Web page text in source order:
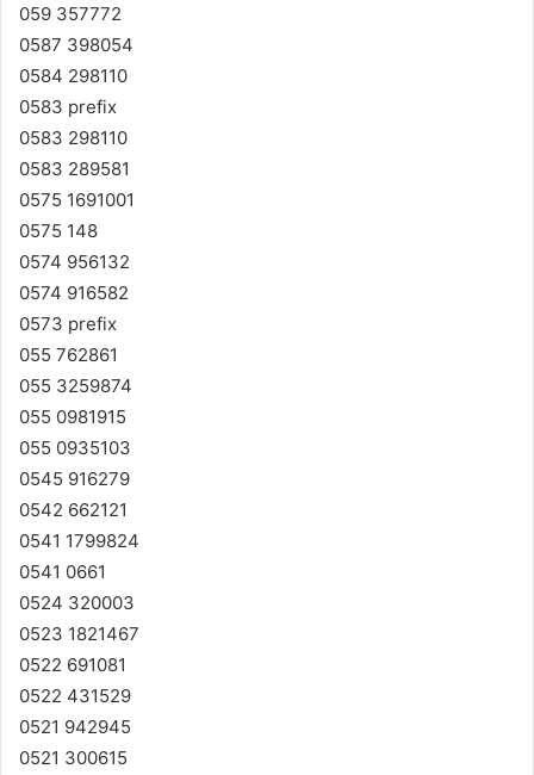
059 357772
0587 398054
0584 298110
0583 prefix
0583 298110
0583 289581
0575 1691001
0575 148
0574 956132
0574 916582
0573 prefix
055 762861
055 3259874
055 0981915
055 0935103
0545 916279
0542 662121
0541 1799824
0541 0661
0524 320003
0523 1821467
0522 691081
0522 431529
0521 942945
0521 300615